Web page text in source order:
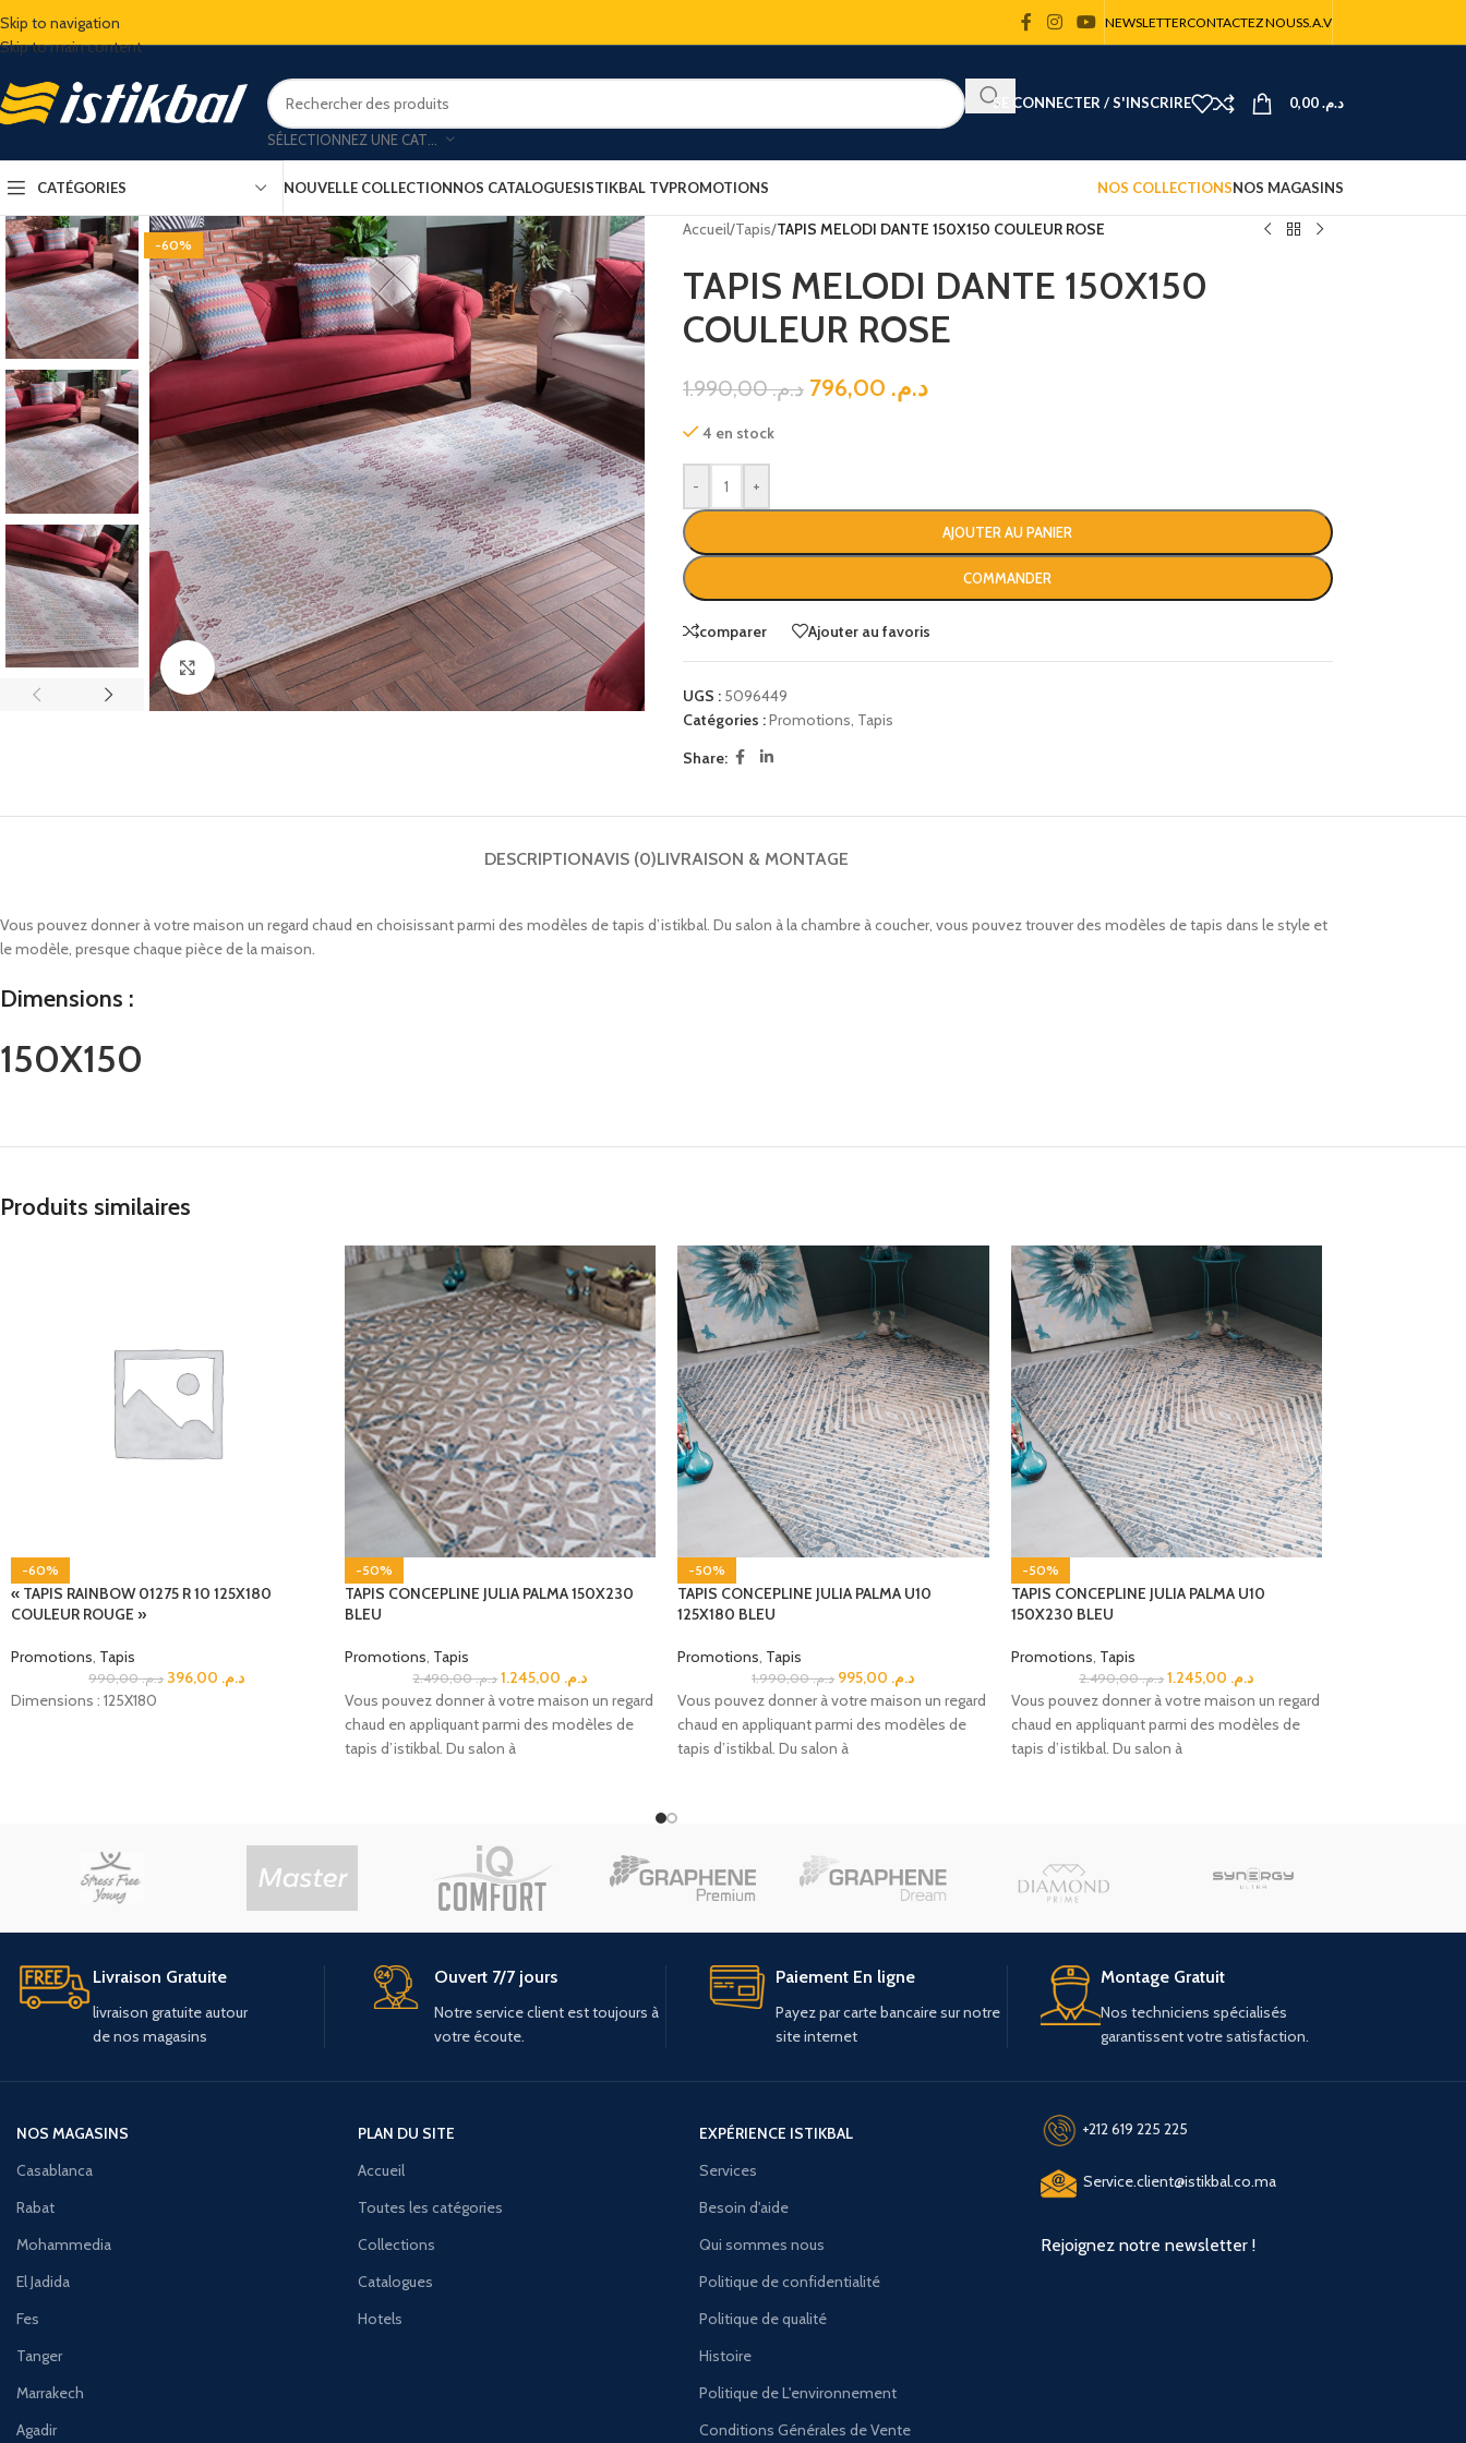
Skip to navigation
Skip to main content
NEWSLETTERCONTACTEZ NOUSS.A.V
SE CONNECTER / S'INSCRIRE د.م.
CATÉGORIES NOUVELLE COLLECTIONNOS CATALOGUESISTIKBAL TVPROMOTIONS NOS COLLECTIONSNOS MAGASINS
-60%
Click to enlarge
Accueil/Tapis/TAPIS MELODI DANTE 150X150 COULEUR ROSE
TAPIS MELODI DANTE 150X150
COULEUR ROSE
د.م.1.990,00 د.م.
4 en stock
- +
AJOUTER AU PANIER
COMMANDER
comparer Ajouter au favoris
UGS : 5096449
Catégories :Promotions, Tapis
Share:
DESCRIPTIONAVIS (0)LIVRAISON & MONTAGE
Vous pouvez donner à votre maison un regard chaud en choisissant parmi des modèles de tapis d’istikbal. Du salon à la chambre à coucher, vous pouvez trouver des modèles de tapis dans le style et
le modèle, presque chaque pièce de la maison.
Dimensions :
150X150
Produits similaires
-60%
« TAPIS RAINBOW 01275 R 10 125X180
COULEUR ROUGE »
Promotions Tapis
د.م.990,00 د.م.
Dimensions : 125X180
-50%
TAPIS CONCEPLINE JULIA PALMA 150X230
BLEU
Promotions Tapis
د.م.2.490,00 د.م.
Vous pouvez donner à votre maison un regard
chaud en appliquant parmi des modèles de
tapis d’istikbal. Du salon à
-50%
TAPIS CONCEPLINE JULIA PALMA U10
125X180 BLEU
Promotions Tapis
د.م.1.990,00 د.م.
Vous pouvez donner à votre maison un regard
chaud en appliquant parmi des modèles de
tapis d’istikbal. Du salon à
-50%
TAPIS CONCEPLINE JULIA PALMA U10
150X230 BLEU
Promotions Tapis
د.م.2.490,00 د.م.
Vous pouvez donner à votre maison un regard
chaud en appliquant parmi des modèles de
tapis d’istikbal. Du salon à
Livraison Gratuite
livraison gratuiteautour
denos magasins
Ouvert 7/7 jours
Notre service client est toujours à
votre écoute.
Paiement En ligne
Payez par carte bancaire sur notre
site internet
Montage Gratuit
Nos techniciens spécialisés
garantissent votre satisfaction.
NOS MAGASINS
Casablanca
Rabat
Mohammedia
El Jadida
Fes
Tanger
Marrakech
Agadir
PLAN DU SITE
Accueil
Toutes les catégories
Collections
Catalogues
Hotels
EXPÉRIENCE ISTIKBAL
Services
Besoin d'aide
Qui sommes nous
Politique de confidentialité
Politique de qualité
Histoire
Politique de L'environnement
Conditions Générales de Vente
+212 619 225 225
Service.client@istikbal.co.ma
Rejoignez notre newsletter !